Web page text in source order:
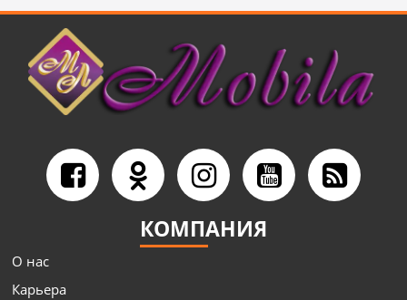
КОМПАНИЯ
О нас
Карьера